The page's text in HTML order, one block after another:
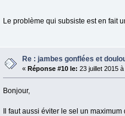
Le problème qui subsiste est en fait
Re : jambes gonflées et
« Réponse #10 le: 23 juillet 2015
Bonjour,
Il faut aussi éviter le sel un